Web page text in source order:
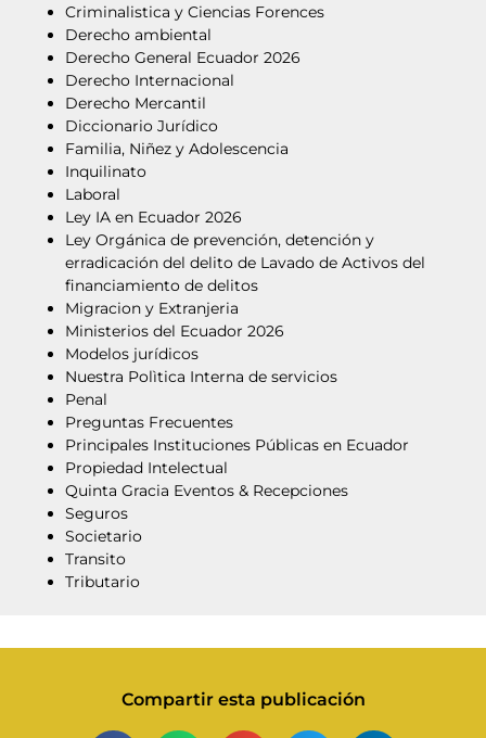
Criminalistica y Ciencias Forences
Derecho ambiental
Derecho General Ecuador 2026
Derecho Internacional
Derecho Mercantil
Diccionario Jurídico
Familia, Niñez y Adolescencia
Inquilinato
Laboral
Ley IA en Ecuador 2026
Ley Orgánica de prevención, detención y
erradicación del delito de Lavado de Activos del
financiamiento de delitos
Migracion y Extranjeria
Ministerios del Ecuador 2026
Modelos jurídicos
Nuestra Polìtica Interna de servicios
Penal
Preguntas Frecuentes
Principales Instituciones Públicas en Ecuador
Propiedad Intelectual
Quinta Gracia Eventos & Recepciones
Seguros
Societario
Transito
Tributario
Compartir esta publicación